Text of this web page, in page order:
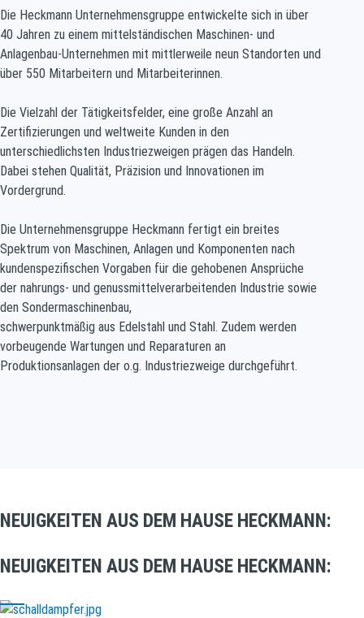
Die Heckmann Unternehmensgruppe entwickelte sich in über
40 Jahren zu einem mittelständischen Maschinen- und
Anlagenbau-Unternehmen mit mittlerweile neun Standorten und
über 550 Mitarbeitern und Mitarbeiterinnen.
Die Vielzahl der Tätigkeitsfelder, eine große Anzahl an
Zertifizierungen und weltweite Kunden in den
unterschiedlichsten Industriezweigen prägen das Handeln.
Dabei stehen Qualität, Präzision und Innovationen im
Vordergrund.
Die Unternehmensgruppe Heckmann fertigt ein breites
Spektrum von Maschinen, Anlagen und Komponenten nach
kundenspezifischen Vorgaben für die gehobenen Ansprüche
der nahrungs- und genussmittelverarbeitenden Industrie sowie
den Sondermaschinenbau,
schwerpunktmäßig aus Edelstahl und Stahl. Zudem werden
vorbeugende Wartungen und Reparaturen an
Produktionsanlagen der o.g. Industriezweige durchgeführt.
NEUIGKEITEN AUS DEM HAUSE HECKMANN:
NEUIGKEITEN AUS DEM HAUSE HECKMANN: